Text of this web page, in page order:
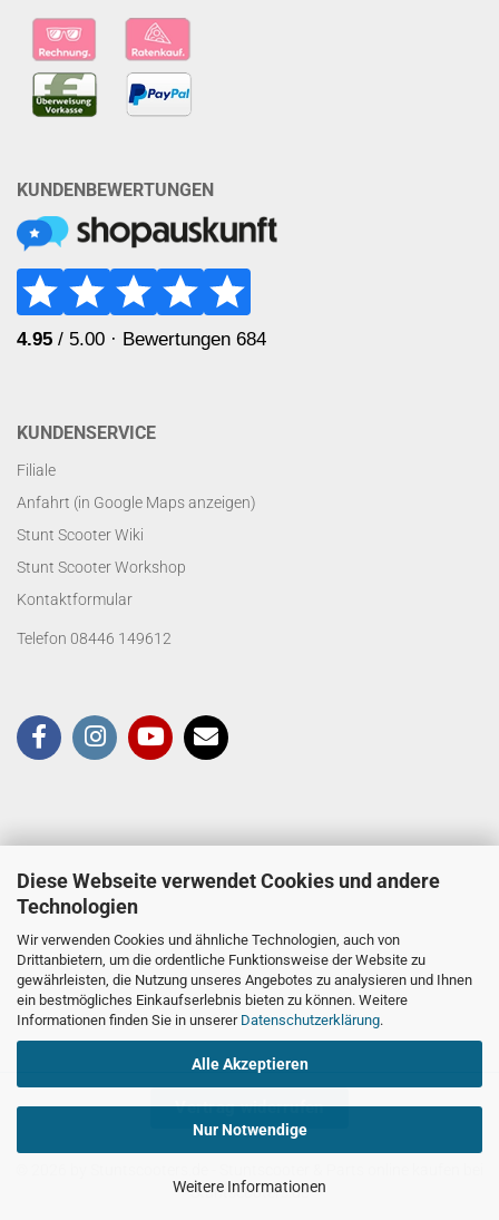
Diese Webseite verwendet Cookies und andere
Technologien
Wir verwenden Cookies und ähnliche Technologien, auch von
Drittanbietern, um die ordentliche Funktionsweise der Website zu
gewährleisten, die Nutzung unseres Angebotes zu analysieren und Ihnen
ein bestmögliches Einkaufserlebnis bieten zu können. Weitere
Informationen finden Sie in unserer Datenschutzerklärung.
Alle Akzeptieren
Nur Notwendige
Weitere Informationen
KUNDENBEWERTUNGEN
KUNDENSERVICE
Filiale
Anfahrt (in Google Maps anzeigen)
Stunt Scooter Wiki
Stunt Scooter Workshop
Kontaktformular
Telefon 08446 149612
Vertrag widerrufen
Stuntscooters.de